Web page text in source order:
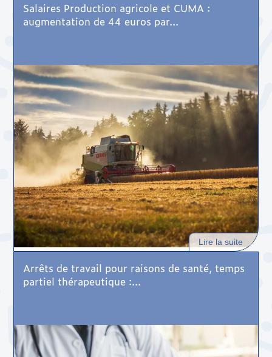
Salaires Production agricole et CUMA :
augmentation de 44 euros par...
Lire la suite
Arrêts de travail pour raisons de santé, temps
partiel thérapeutique :...